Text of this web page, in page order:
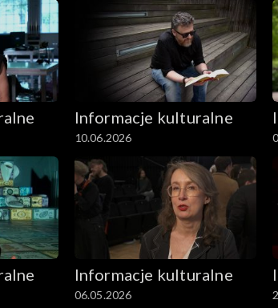
Informacje kulturalne
10.06.2026
Informacje kulturalne
06.05.2026